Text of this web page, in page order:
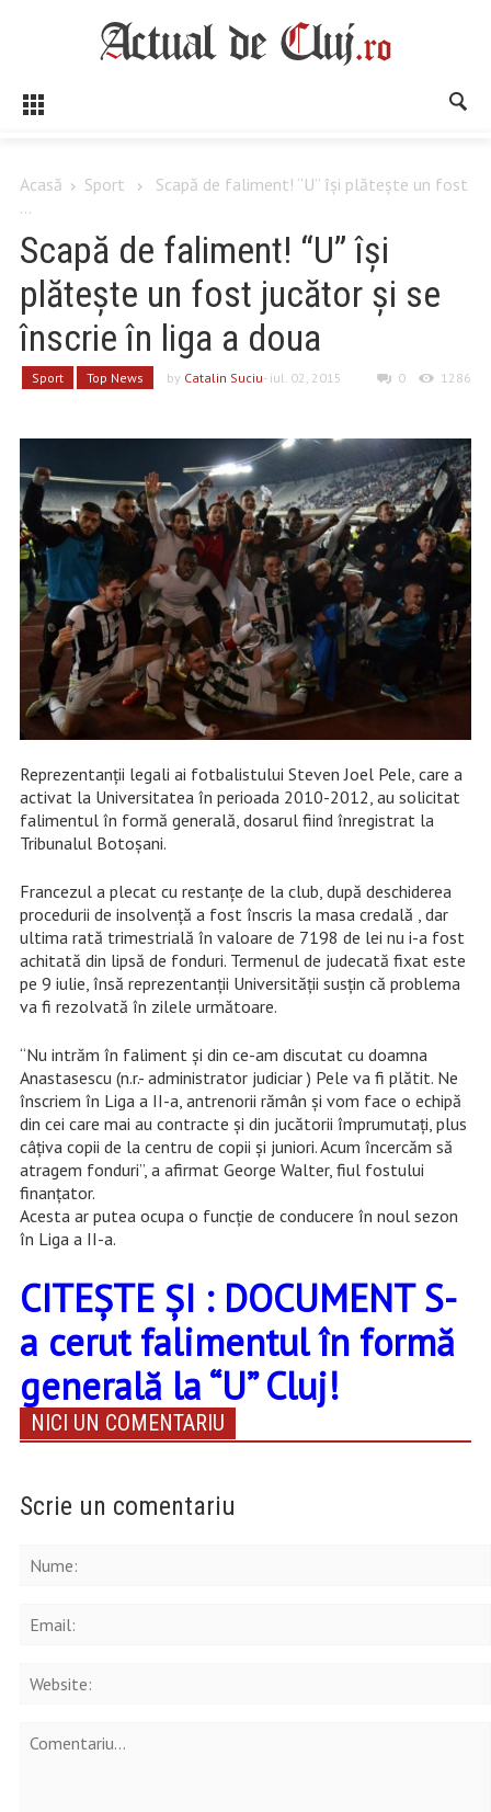
Acasă Sport
Scapă de faliment! “U” își plătește un fost
...
Scapă de faliment! “U” își
plătește un fost jucător și se
înscrie în liga a doua
Sport Top News by Catalin Suciu- iul. 02, 2015 0 1286
Reprezentanții legali ai fotbalistului Steven Joel Pele, care a
activat la Universitatea în perioada 2010-2012, au solicitat
falimentul în formă generală, dosarul fiind înregistrat la
Tribunalul Botoșani.
Francezul a plecat cu restanțe de la club, după deschiderea
procedurii de insolvență a fost înscris la masa credală , dar
ultima rată trimestrială în valoare de 7198 de lei nu i-a fost
achitată din lipsă de fonduri. Termenul de judecată fixat este
pe 9 iulie, însă reprezentanții Universității susțin că problema
va fi rezolvată în zilele următoare.
“Nu intrăm în faliment și din ce-am discutat cu doamna
Anastasescu (n.r.- administrator judiciar ) Pele va fi plătit. Ne
înscriem în Liga a II-a, antrenorii rămân și vom face o echipă
din cei care mai au contracte și din jucătorii împrumutați, plus
câțiva copii de la centru de copii și juniori. Acum încercăm să
atragem fonduri”, a afirmat George Walter, fiul fostului
finanțator.
Acesta ar putea ocupa o funcție de conducere în noul sezon
în Liga a II-a.
CITEȘTE ȘI : DOCUMENT S-
a cerut falimentul în formă
generală la “U” Cluj!
NICI UN COMENTARIU
Scrie un comentariu